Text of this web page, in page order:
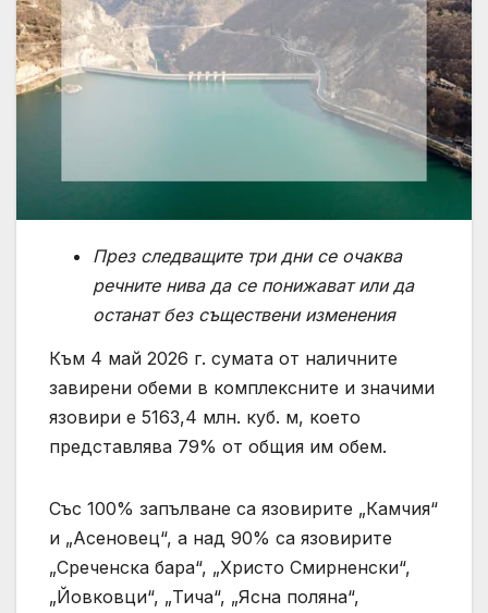
През следващите три дни се очаква
речните нива да се понижават или да
останат без съществени изменения
Към 4 май 2026 г. сумата от наличните
завирени обеми в комплексните и значими
язовири е 5163,4 млн. куб. м, което
представлява 79% от общия им обем.
Със 100% запълване са язовирите „Камчия“
и „Асеновец“, а над 90% са язовирите
„Среченска бара“, „Христо Смирненски“,
„Йовковци“, „Тича“, „Ясна поляна“,